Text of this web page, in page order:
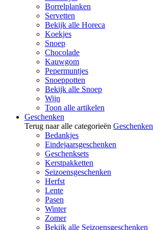
Borrelplanken
Servetten
Bekijk alle Horeca
Koekjes
Snoep
Chocolade
Kauwgom
Pepermuntjes
Snoeppotten
Bekijk alle Snoep
Wijn
Toon alle artikelen
Geschenken
Terug naar alle categorieën Geschenken
Bedankjes
Eindejaarsgeschenken
Geschenksets
Kerstpakketten
Seizoensgeschenken
Herfst
Lente
Pasen
Winter
Zomer
Bekijk alle Seizoensgeschenken